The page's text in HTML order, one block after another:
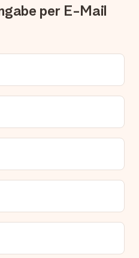
mitverschickt?
deiner Bestellung erhältst du
und kannst sie jederzeit in
per E-Mail